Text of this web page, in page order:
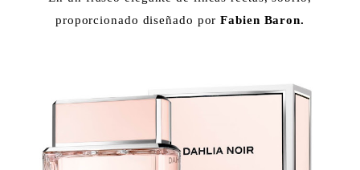
proporcionado diseñado porFabien Baron.